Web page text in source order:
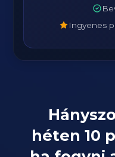
Ingyenes
héten 10